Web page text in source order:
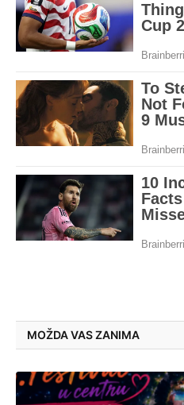
MOŽDA VAS ZANIMA